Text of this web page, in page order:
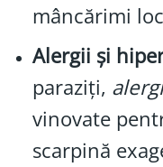
mâncărimi
Alergii și
paraziți,
vinovate
scarpină